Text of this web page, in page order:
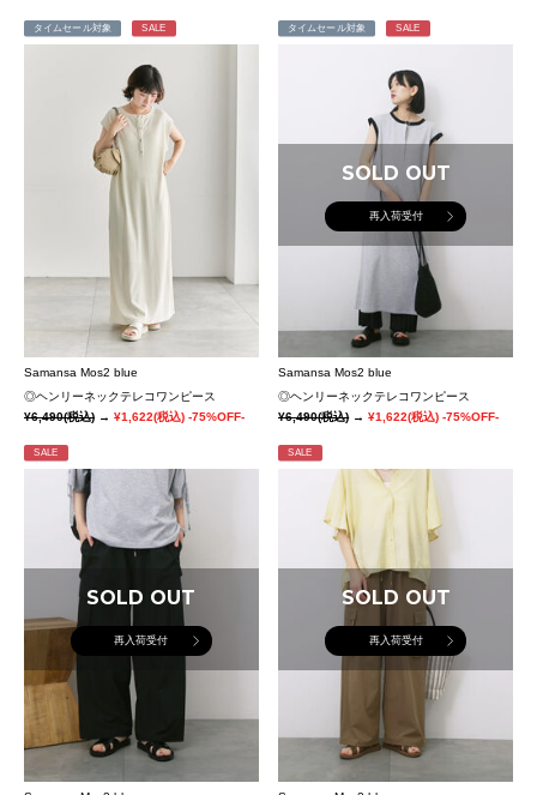
タイムセール対象 SALE
Samansa Mos2 blue
◎ヘンリーネックテレコワンピース
¥6,490(税込) → ¥1,622(税込) -75%OFF-
タイムセール対象 SALE
SOLD OUT
再入荷受付
Samansa Mos2 blue
◎ヘンリーネックテレコワンピース
¥6,490(税込)→¥1,622(税込) -75%OFF-
SALE
SOLD OUT
再入荷受付
SALE
SOLD OUT
再入荷受付